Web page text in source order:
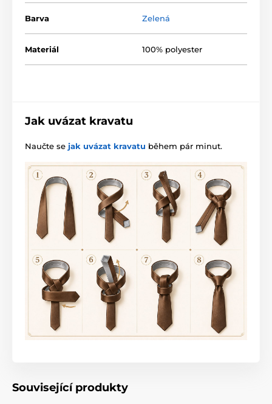
Barva Zelená
Materiál 100% polyester
Jak uvázat kravatu
Naučte se jak uvázat kravatu během pár minut.
Související produkty